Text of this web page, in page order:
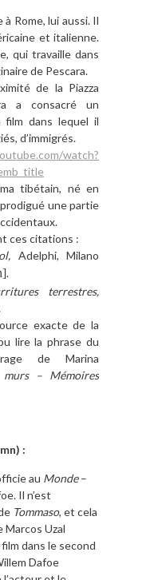
Rome, lui aussi. Il
et italienne.
qui travaille dans
de Pescara.
de la Piazza
a consacré un
film dans lequel il
d’immigrés.
watch?
tibétain, né en
une partie
ces citations :
Adelphi, Milano
.
terrestres,
exacte de la
lire la phrase du
de Marina
murs – Mémoires
:
au Monde–
Il n’est
Tommaso, et cela
Uzal
dans le second
Dafoe